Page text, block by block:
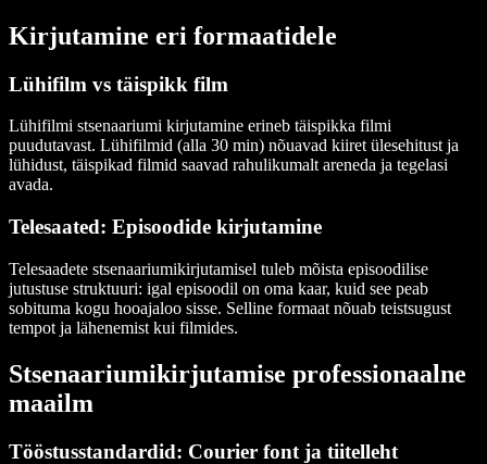
Kirjutamine eri formaatidele
Lühifilm vs täispikk film
Lühifilmi stsenaariumi kirjutamine erineb täispikka filmi
puudutavast. Lühifilmid (alla 30 min) nõuavad kiiret ülesehitust ja
lühidust, täispikad filmid saavad rahulikumalt areneda ja tegelasi
avada.
Telesaated: Episoodide kirjutamine
Telesaadete stsenaariumikirjutamisel tuleb mõista episoodilise
jutustuse struktuuri: igal episoodil on oma kaar, kuid see peab
sobituma kogu hooajaloo sisse. Selline formaat nõuab teistsugust
tempot ja lähenemist kui filmides.
Stsenaariumikirjutamise professionaalne
maailm
Tööstusstandardid: Courier font ja tiitelleht